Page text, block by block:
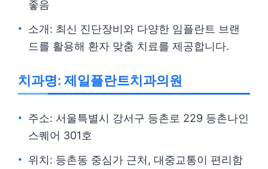
좋음
소개: 최신 진단장비와 다양한 임플란트 브랜
드를 활용해 환자 맞춤 치료를 제공합니다.
치과명: 제일플란트치과의원
주소: 서울특별시 강서구 등촌로 229 등촌나인
스퀘어 301호
위치: 등촌동 중심가 근처, 대중교통이 편리함